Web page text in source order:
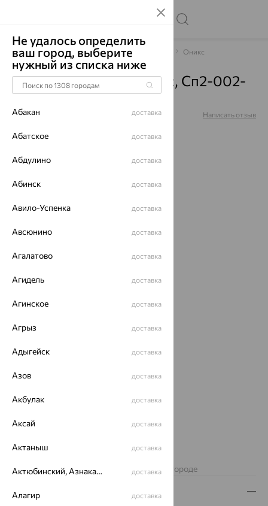
Главная Каталог Браслеты декоративные Оникс
Браслет, серебро, оникс, Сп2-002-
35
Артикул: Написать отзыв
1 550
Изделие недоступно для заказа в вашем городе
Описание
Не удалось определить
ваш город, выберите
нужный из списка ниже
Абакан доставка
Абатское доставка
Абдулино доставка
Абинск доставка
Авило-Успенка доставка
Авсюнино доставка
Агалатово доставка
Агидель доставка
Агинское доставка
Агрыз доставка
Адыгейск доставка
Азов доставка
Акбулак доставка
Аксай доставка
Актаныш доставка
Актюбинский, Азнакаевский район доставка
Алагир доставка